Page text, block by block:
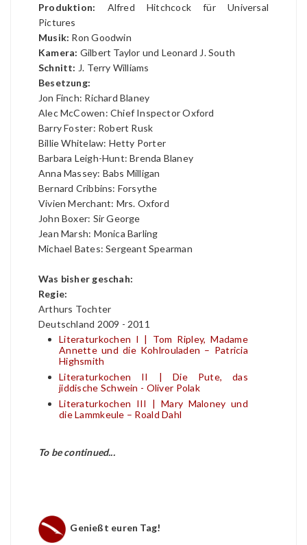
Produktion: Alfred Hitchcock für Universal
Pictures
Musik: Ron Goodwin
Kamera: Gilbert Taylor und Leonard J. South
Schnitt: J. Terry Williams
Besetzung:
Jon Finch: Richard Blaney
Alec McCowen: Chief Inspector Oxford
Barry Foster: Robert Rusk
Billie Whitelaw: Hetty Porter
Barbara Leigh-Hunt: Brenda Blaney
Anna Massey: Babs Milligan
Bernard Cribbins: Forsythe
Vivien Merchant: Mrs. Oxford
John Boxer: Sir George
Jean Marsh: Monica Barling
Michael Bates: Sergeant Spearman
Was bisher geschah:
Regie:
Arthurs Tochter
Deutschland 2009 - 2011
Literaturkochen I | Tom Ripley, Madame
Annette und die Kohlrouladen – Patricia
Highsmith
Literaturkochen II | Die Pute, das
jiddische Schwein - Oliver Polak
Literaturkochen III | Mary Maloney und
die Lammkeule – Roald Dahl
To be continued...
Genießt euren Tag!